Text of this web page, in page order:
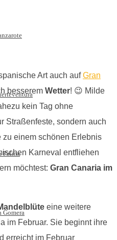
Palma
Gomera
Art auch aufGran
besserem Wetter! 😉 Milde
kein Tag ohne
Straßenfeste, sondern auch
zu einem schönen Erlebnis
Karneval entfliehen
möchtest: Gran Canaria im
eine weitere
im Februar. Sie beginnt ihre
erreicht im Februar